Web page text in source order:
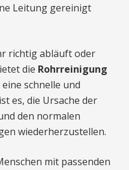
Leitung gereinigt
richtig abläuft oder
die Rohrreinigung
eine schnelle und
es, die Ursache der
den normalen
wiederherzustellen.
mit passenden